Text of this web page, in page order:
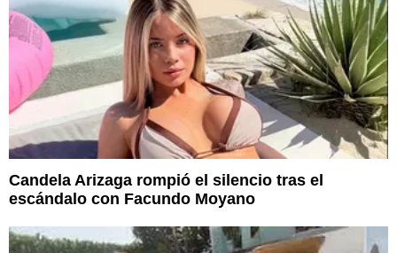
Candela Arizaga rompió el silencio tras el
escándalo con Facundo Moyano